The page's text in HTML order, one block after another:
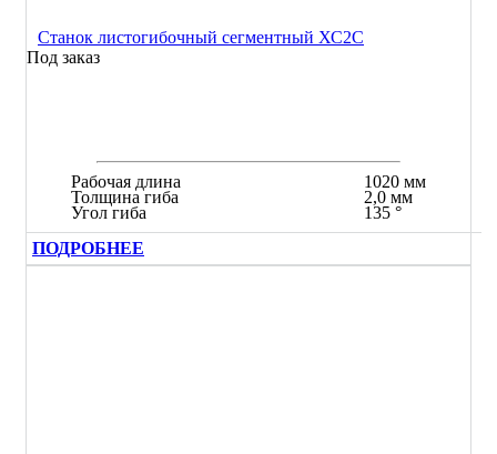
Станок листогибочный сегментный ХС2С
Под заказ
Рабочая длина
Толщина гиба
Угол гиба
1020 мм
2,0 мм
135 °
ПОДРОБНЕЕ